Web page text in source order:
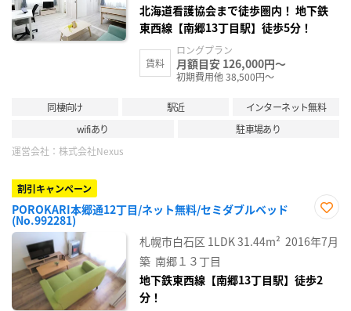
北海道看護協会まで徒歩圏内！ 地下鉄
東西線【南郷13丁目駅】徒歩5分！
賃料
ロングプラン
月額目安 126,000円～
初期費用他 38,500円～
同棲向け 駅近
インターネット無料
wifiあり
駐車場あり
運営会社： 株式会社Nexus
割引キャンペーン
POROKARI本郷通12丁目/ネット無料/セミダブルベッド
(No.992281)
に入
り登
札幌市白石区 1LDK31.44m² 2016年7月
築 南郷１３丁目
地下鉄東西線【南郷13丁目駅】徒歩2
分！